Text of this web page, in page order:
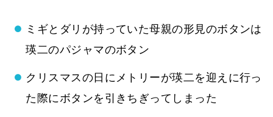
ミギとダリが持っていた母親の形見のボタンは
瑛二のパジャマのボタン
クリスマスの日にメトリーが瑛二を迎えに行っ
た際にボタンを引きちぎってしまった